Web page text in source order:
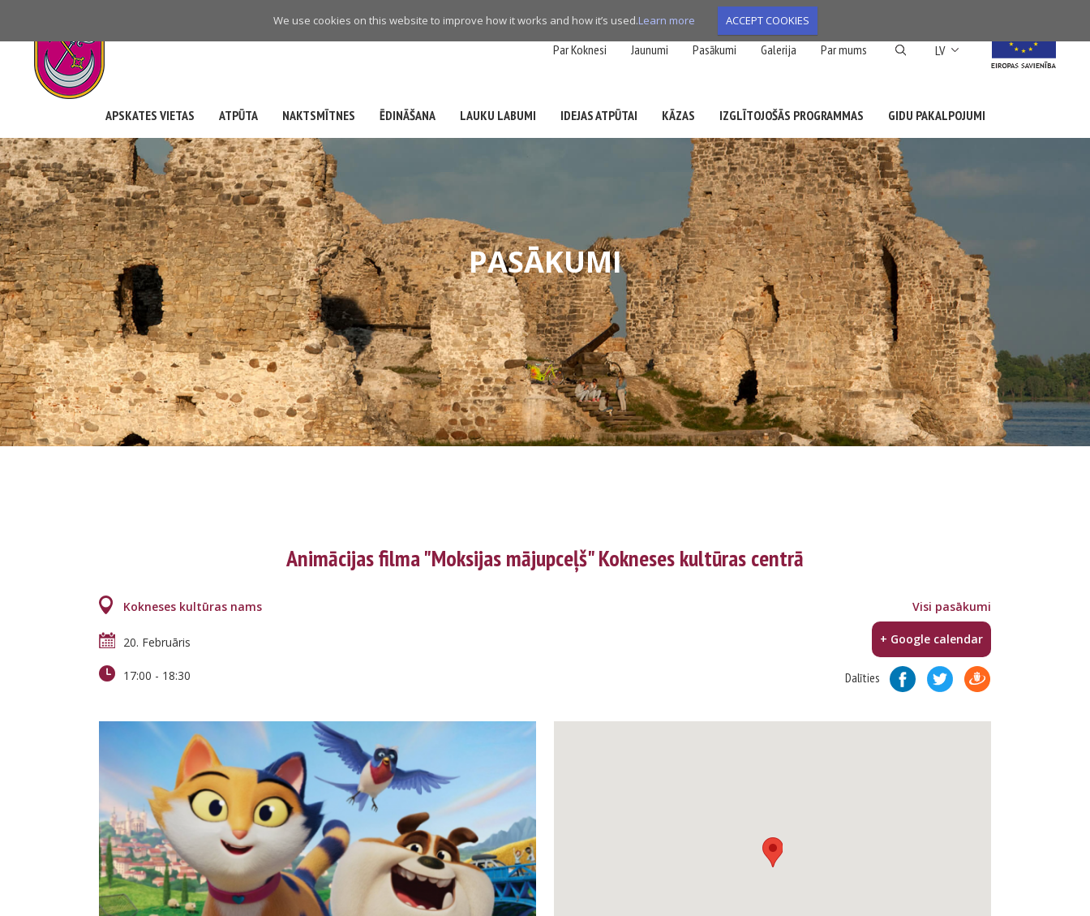
We use cookies on this website to improve how it works and how it’s used.Learn more ACCEPT COOKIES
navigation
LV List additional actions
Par Koknesi Jaunumi Pasākumi Galerija Par mums
APSKATES VIETAS ATPŪTA NAKTSMĪTNES ĒDINĀŠANA LAUKU LABUMI IDEJAS ATPŪTAI KĀZAS IZGLĪTOJOŠĀS PROGRAMMAS GIDU PAKALPOJUMI
PASĀKUMI
Animācijas filma "Moksijas mājupceļš" Kokneses kultūras centrā
Kokneses kultūras nams
20. Februāris
17:00 - 18:30
Visi pasākumi
+ Google calendar
Dalīties